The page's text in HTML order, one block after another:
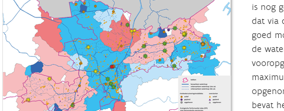
is nog
dat via
goed
de
bevat